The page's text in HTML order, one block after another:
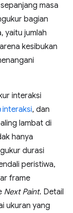
masa
bagian
yaitu jumlah
kesibukan
interaksi
interaksi, dan
lambat di
hanya
durasi
peristiwa,
frame
Next Paint. Detail
ukuran yang